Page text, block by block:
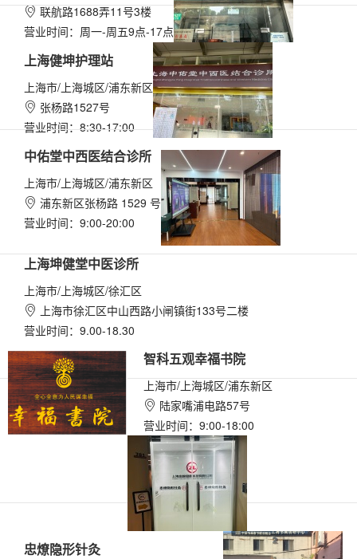
联航路1688弄11号3楼
营业时间：周一-周五9点-17点
上海健坤护理站
上海市/上海城区/浦东新区
 张杨路1527号
营业时间：8:30-17:00
中佑堂中西医结合诊所
上海市/上海城区/浦东新区
 浦东新区张杨路 1529 号
营业时间：9:00-20:00
上海坤健堂中医诊所
上海市/上海城区/徐汇区

上海市徐汇区中山西路小闸镇街133号二楼
营业时间：9.00-18.30
智科五观幸福书院
上海市/上海城区/浦东新区
 陆家嘴浦电路57号
营业时间：9:00-18:00
忠燎隐形针灸